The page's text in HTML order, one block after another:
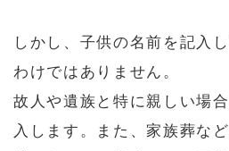
しかし、子供の名前を記入
わけではありません。
故人や遺族と特に親しい場
入します。また、家族葬な